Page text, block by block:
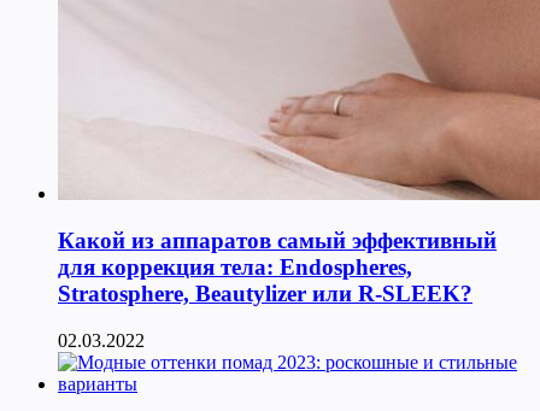
Какой из аппаратов самый эффективный
для коррекция тела: Endospheres,
Stratosphere, Beautylizer или R-SLEEK?
02.03.2022